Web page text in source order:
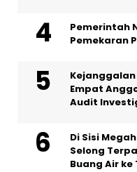
Pemerintah
Pemekaran
Kejanggalan
Empat
Audit
Di Sisi
Selong
Buang Air